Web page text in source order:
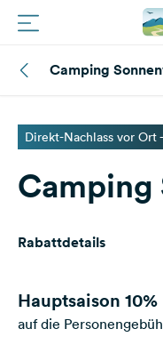
Routen
Plätze
Camping
Direkt-Nachlass vor Ort
Camping
Rabattdetails
Hauptsaison
auf die